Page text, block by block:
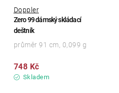
Zero 99 dámský skládací
deštník
Doppler
Skladem
748 Kč
průměr 91 cm, 0,099 g